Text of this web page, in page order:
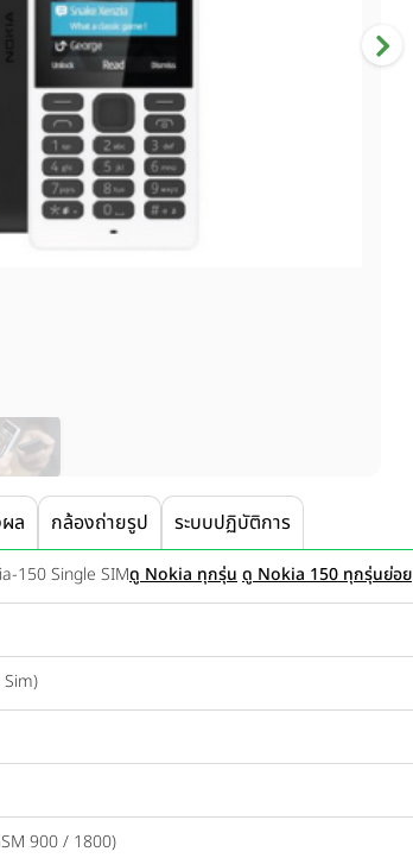
ล กล้องถ่ายรูป ระบบปฏิบัติการ
150 Single SIMดู Nokia ทุกรุ่น ดู Nokia 150 ทุกรุ่นย่อย
900 / 1800)